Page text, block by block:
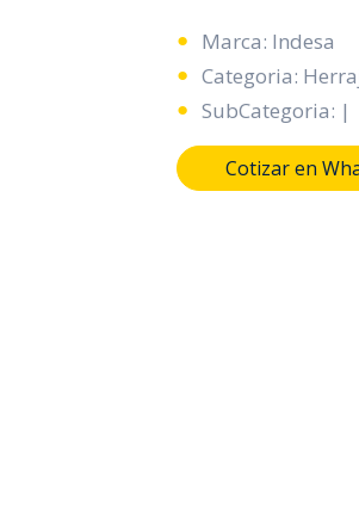
Marca: Indesa
Categoria:
SubCategoria: |
Cotizar en